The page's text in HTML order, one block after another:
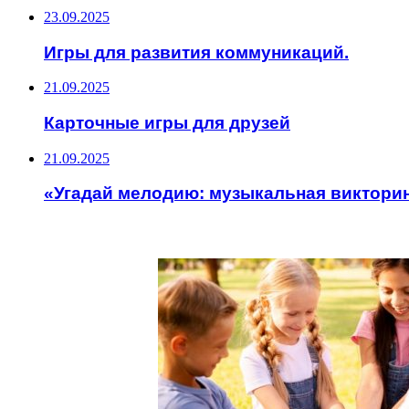
23.09.2025
Игры для развития коммуникаций.
21.09.2025
Карточные игры для друзей
21.09.2025
«Угадай мелодию: музыкальная